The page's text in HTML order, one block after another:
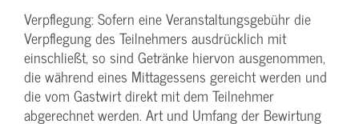
Verpflegung: Sofern eine Veranstaltungs­gebühr die
Verpflegung des Teilnehmers ausdrücklich mit
einschließt, so sind Getränke hiervon ausgenommen,
die während eines Mittagessens gereicht werden und
die vom Gastwirt direkt mit dem Teilnehmer
abgerechnet werden. Art und Umfang der Bewirtung